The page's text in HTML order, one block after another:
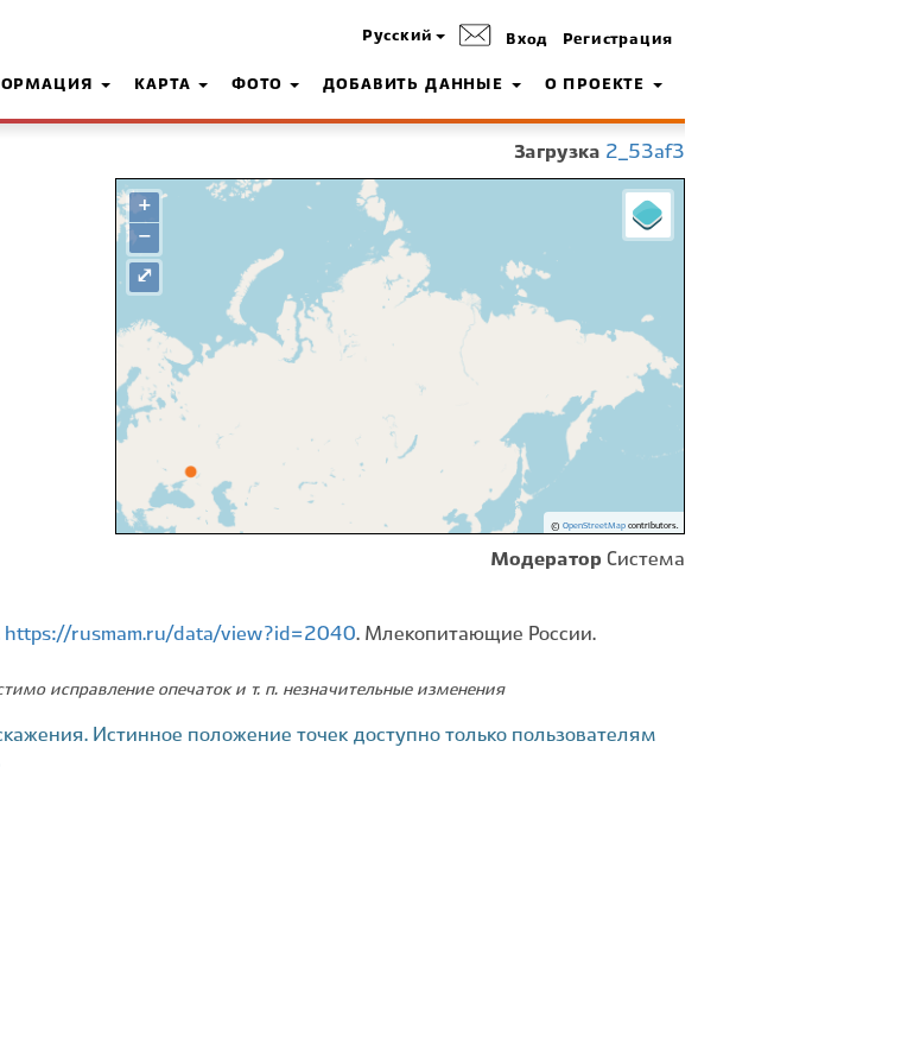
Русский Вход Регистрация
КАРТА ФОТО ДОБАВИТЬ ДАННЫЕ О ПРОЕКТЕ
Загрузка 2_53af3
+
−
© OpenStreetMapcontributors.
⤢
Модератор Система
https://rusmam.ru/data/view?id=2040. Млекопитающие России.
исправление опечаток и т. п. незначительные изменения
Истинное положение точек доступно только пользователям